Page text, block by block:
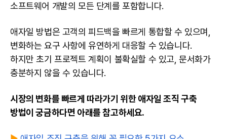
소프트웨어 개발의 모든 단계를 포함합니다.
애자일 방법은 고객의 피드백을 빠르게 통합할 수 있으며,
변화하는 요구 사항에 유연하게 대응할 수 있습니다.
하지만 초기 프로젝트 계획이 불확실할 수 있고, 문서화가
충분하지 않을 수 있습니다.
시장의 변화를 빠르게 따라가기 위한애자일 조직 구축
방법이 궁금하다면 아래를 참고하세요.